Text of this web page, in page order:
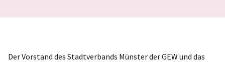
Der Vorstand des Stadtverbands Münster der GEW und das